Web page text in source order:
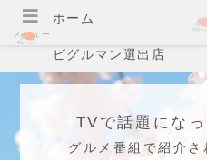
ホーム
ビグルマン選出店
TVで話題にな
グルメ番組で紹介さ
メニュー